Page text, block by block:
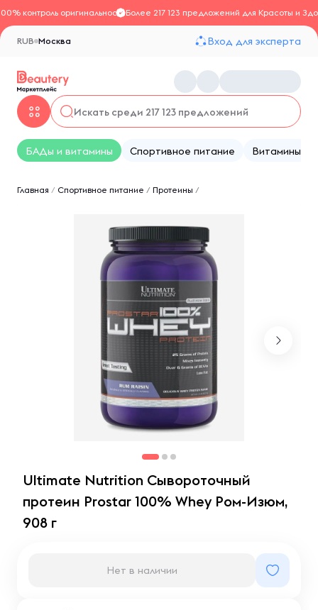
контроль оригинальностиБолее 217 123 предложений для Красоты и
Москва
RUB Вход для эксперта
БАДы и витамины Спортивное питание Витамины
Главная / Спортивное питание / Протеины /
Ultimate Nutrition Сывороточный
протеин Prostar 100% Whey Ром-Изюм,
908 г
Нет в наличии